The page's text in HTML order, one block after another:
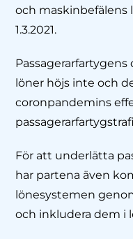
och maskinbefälens
1.3.2021.
löner höjs inte och
coronpandemins
För att underlätta
har partena även
lönesystemen
och inkludera dem i